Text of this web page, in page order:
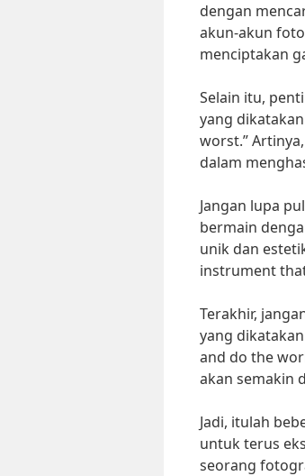
dengan
akun-akun
menciptakan
Selain itu,
yang
worst.”
dalam
Jangan lupa
bermain
unik dan
instrument
Terakhir,
yang dikatakan
and do the
akan semakin
Jadi, itulah
untuk terus
seorang